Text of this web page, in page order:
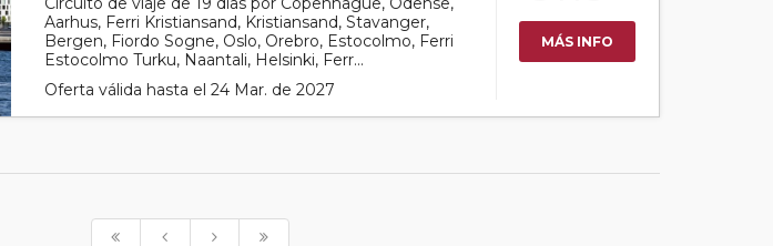
Aarhus, Ferri Kristiansand, Kristiansand, Stavanger,
Bergen, Fiordo Sogne, Oslo, Orebro, Estocolmo, Ferri
Estocolmo Turku, Naantali, Helsinki, Ferr...
Oferta válida hasta el 24 Mar. de 2027
MÁS INFO